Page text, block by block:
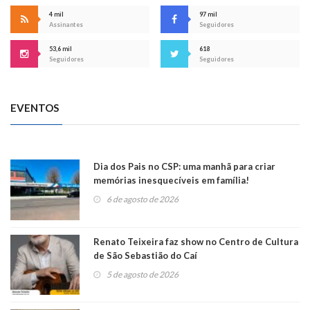
4 mil
Assinantes
97 mil
Seguidores
53,6 mil
Seguidores
618
Seguidores
EVENTOS
Dia dos Pais no CSP: uma manhã para criar
memórias inesquecíveis em família!
6 de agosto de 2026
Renato Teixeira faz show no Centro de Cultura
de São Sebastião do Caí
5 de agosto de 2026